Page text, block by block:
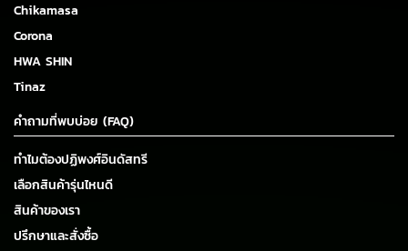
Chikamasa
Corona
HWA SHIN
Tinaz
คำถามที่พบบ่อย (FAQ)
ทำไมต้องปฏิพงศ์อินดัสทรี
เลือกสินค้ารุ่นไหนดี
สินค้าของเรา
ปรึกษาและสั่งซื้อ